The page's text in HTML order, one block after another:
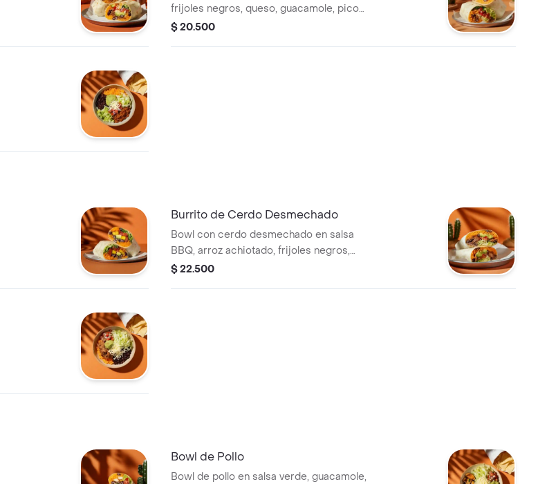
frijoles negros, queso, guacamole, pico
de gallo, lechuga y salsa verde.
$ 20.500
Burrito de Cerdo Desmechado
Bowl con cerdo desmechado en salsa
BBQ, arroz achiotado, frijoles negros,
queso, guacamole, pico de gallo, lechuga
$ 22.500
Bowl de Pollo
Bowl de pollo en salsa verde, guacamole,